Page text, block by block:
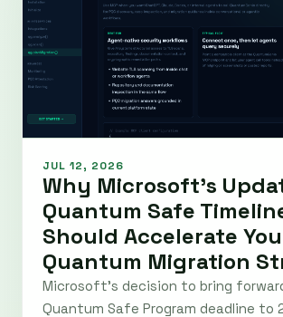
JUL 12, 2026
Why Microsoft's
Quantum Safe
Should Accelerate
Quantum Migration
Microsoft’s decision to bring
Quantum Safe Program deadline to